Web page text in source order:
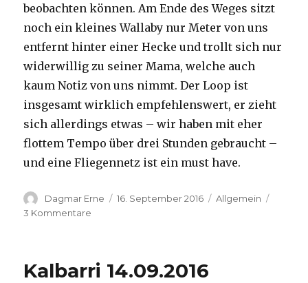
beobachten können. Am Ende des Weges sitzt
noch ein kleines Wallaby nur Meter von uns
entfernt hinter einer Hecke und trollt sich nur
widerwillig zu seiner Mama, welche auch
kaum Notiz von uns nimmt. Der Loop ist
insgesamt wirklich empfehlenswert, er zieht
sich allerdings etwas – wir haben mit eher
flottem Tempo über drei Stunden gebraucht –
und eine Fliegennetz ist ein must have.
Autor
Dagmar Erne
Veröffentlicht
16. September 2016 Kategorien
Allgemein
3 Kommentare
Kalbarri 14.09.2016